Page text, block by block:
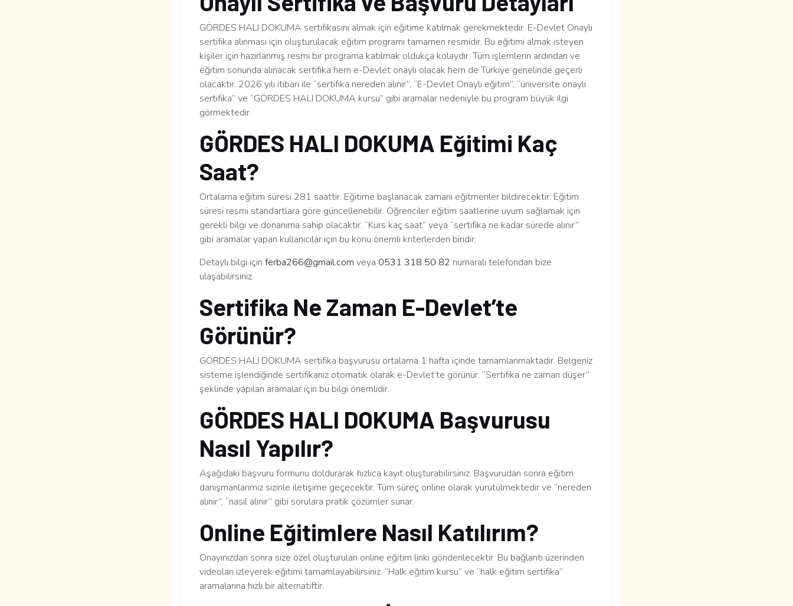
GÖRDES HALI DOKUMA sertifikasını almak için eğitime katılmak gerekmektedir. E-Devlet Onaylı
sertifika alınması için oluşturulacak eğitim programı tamamen resmidir. Bu eğitimi almak isteyen
kişiler için hazırlanmış resmi bir programa katılmak oldukça kolaydır. Tüm işlemlerin ardından ve
eğitim sonunda alınacak sertifika hem e-Devlet onaylı olacak hem de Türkiye genelinde geçerli
olacaktır. 2026 yılı itibari ile “sertifika nereden alınır”, “E-Devlet Onaylı eğitim”, “üniversite onaylı
sertifika” ve “GÖRDES HALI DOKUMA kursu” gibi aramalar nedeniyle bu program büyük ilgi
görmektedir.
GÖRDES HALI DOKUMA Eğitimi Kaç
Saat?
Ortalama eğitim süresi 281 saattir. Eğitime başlanacak zamanı eğitmenler bildirecektir. Eğitim
süresi resmi standartlara göre güncellenebilir. Öğrenciler eğitim saatlerine uyum sağlamak için
gerekli bilgi ve donanıma sahip olacaktır. “Kurs kaç saat” veya “sertifika ne kadar sürede alınır”
gibi aramalar yapan kullanıcılar için bu konu önemli kriterlerden biridir.
Detaylı bilgi için ferba266@gmail.com veya 0531 318 50 82 numaralı telefondan bize
ulaşabilirsiniz.
Sertifika Ne Zaman E-Devlet’te
Görünür?
GÖRDES HALI DOKUMA sertifika başvurusu ortalama 1 hafta içinde tamamlanmaktadır. Belgeniz
sisteme işlendiğinde sertifikanız otomatik olarak e-Devlet’te görünür. “Sertifika ne zaman düşer”
şeklinde yapılan aramalar için bu bilgi önemlidir.
GÖRDES HALI DOKUMA Başvurusu
Nasıl Yapılır?
Aşağıdaki başvuru formunu doldurarak hızlıca kayıt oluşturabilirsiniz. Başvurudan sonra eğitim
danışmanlarımız sizinle iletişime geçecektir. Tüm süreç online olarak yürütülmektedir ve “nereden
alınır”, “nasıl alınır” gibi sorulara pratik çözümler sunar.
Online Eğitimlere Nasıl Katılırım?
Onayınızdan sonra size özel oluşturulan online eğitim linki gönderilecektir. Bu bağlantı üzerinden
videoları izleyerek eğitimi tamamlayabilirsiniz. “Halk eğitim kursu” ve “halk eğitim sertifika”
aramalarına hızlı bir alternatiftir.